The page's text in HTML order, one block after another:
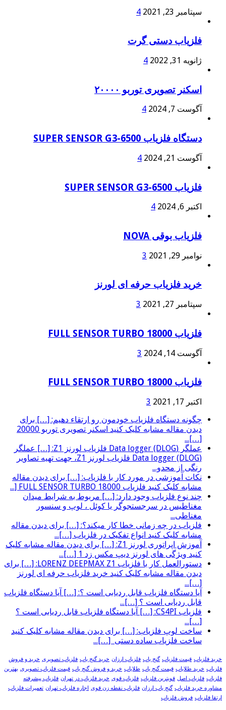
سپتامبر 23, 2021 4
فلزیاب دستی گرت
ژانویه 31, 2022 4
اسکنر تصویری توربو ۲۰۰۰۰
آگوست 7, 2024 4
دستگاه فلزیاب SUPER SENSOR G3-6500
آگوست 21, 2024 4
فلزیاب SUPER SENSOR G3-6500
اکتبر 6, 2024 4
فلزیاب بوقی NOVA
نوامبر 29, 2021 3
خرید فلزیاب حرفه ای لورنز
سپتامبر 27, 2021 3
فلزیاب FULL SENSOR TURBO 18000
آگوست 14, 2024 3
فلزیاب FULL SENSOR TURBO 18000
اکتبر 17, 2021
3
چگونه دستگاه فلزیاب خودمون رو ارتقاء دهیم: […] برای
دیدن مقاله مشابه کلیک کنید اسکنر تصویری توربو 20000
[…]...
عملگر (Data logger (DLOG فلزیاب لورنز Z1: […] عملگر
(Data logger (DLOG فلزیاب لورنز Z1، جهت تهیه تصاویر
رنگی از محدو...
نکات آموزشی در مورد کار با فلزیاب: […] برای دیدن مقاله
مشابه کلیک کنید فلزیاب FULL SENSOR TURBO 18000 [...
چند نوع فلزیاب وجود دارد: […] مربوط به شرایط میدان
مغناطیس در سرجستجوگر یا کوئل ، لوپ و سنسور
مغناطی...
فلزیاب در چه زمانی خطا کار میکند؟: […] برای دیدن مقاله
مشابه کلیک کنید انواع تفکیک در فلزیاب […]...
آموزش اپراتوری لورنز Z1: […] برای دیدن مقاله مشابه کلیک
کنید ویژگی های لورنز دیپ مکس زد 1 […]...
دستورالعمل کار با فلزیاب LORENZ DEEPMAX Z1: […] برای
دیدن مقاله مشابه کلیک کنید خرید فلزیاب حرفه ای لورنز
[…]...
آیا دستگاه فلزیاب قابل ردیابی است ؟: […] آیا دستگاه فلزیاب
قابل ردیابی است ؟ […]...
فلزیاب CS4PI: […] آیا دستگاه فلزیاب قابل ردیابی است ؟
[…]...
ساخت لوپ فلزیاب: […] برای دیدن مقاله مشابه کلیک کنید
ساخت فلزیاب ساده دستی […]...
خرید فلزیاب قیمت فلزیاب گنج یاب فلزیاب ارزان خرید گنج یاب فلزیاب تصویری خرید و فروش
فلزیاب خرید طلایاب قیمت گنج یاب طلایاب خرید و فروش گنج یاب قیمت فلزیاب تصویری بهترین
فلزیاب فلزیاب اصل قویترین فلزیاب فلزیاب قوی خرید فلزیاب در تهران فلزیاب پیشرفته
مشاوره خرید فلزیاب گنج یاب ارزان فلزیاب نقطه زن قوی اجاره فلزیاب تهران تعمیرات فلزیاب
ارتقا فلزیاب فروش فلزیاب